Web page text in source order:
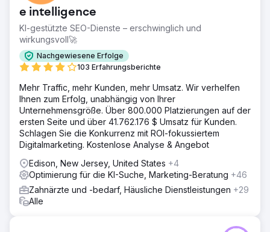
e intelligence
KI-gestützte SEO-Dienste – erschwinglich und
wirkungsvoll🚀
Nachgewiesene Erfolge
103 Erfahrungsberichte
Mehr Traffic, mehr Kunden, mehr Umsatz. Wir verhelfen
Ihnen zum Erfolg, unabhängig von Ihrer
Unternehmensgröße. Über 800.000 Platzierungen auf der
ersten Seite und über 41.762.176 $ Umsatz für Kunden.
Schlagen Sie die Konkurrenz mit ROI-fokussiertem
Digitalmarketing. Kostenlose Analyse & Angebot
Edison, New Jersey, United States +4
Optimierung für die KI-Suche, Marketing-Beratung +46
Zahnärzte und -bedarf, Häusliche Dienstleistungen +29
Alle